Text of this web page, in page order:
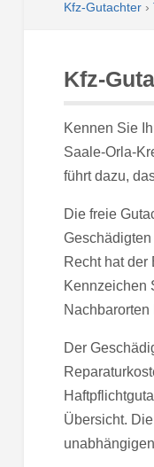
Kfz-Gutachter›
Kfz-
Kennen Sie
Saale-Orla-
führt dazu,
Die freie
Recht hat der
Kennzeichen
Der
Übersicht.